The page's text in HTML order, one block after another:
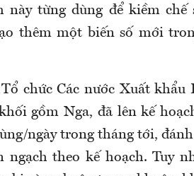
từng dùng để kiềm chế
thêm một biến số mới
chức Các nước Xuất khẩu
gồm Nga, đã lên kế
ngày trong tháng tới,
theo kế hoạch. Tuy